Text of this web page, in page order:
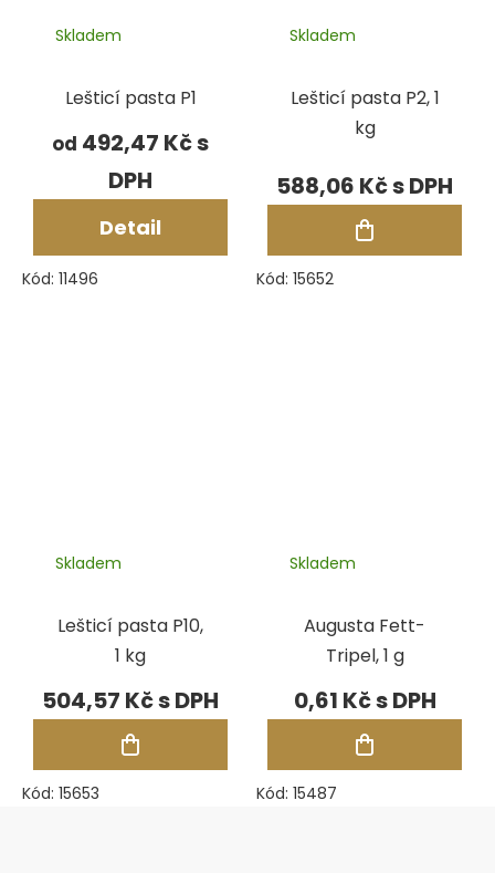
Lešticí pasta P1
Skladem
od 492,47 Kč
Detail
Kód: 11496
Lešticí pasta P2, 1
kg
Skladem
588,06 Kč
Kód: 15652
Lešticí pasta P10,
1 kg
Skladem
504,57 Kč
Kód: 15653
Augusta Fett-
Tripel, 1 g
Skladem
0,61 Kč
Kód: 15487